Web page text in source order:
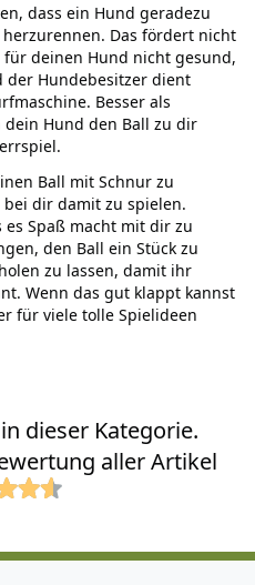
dass ein Hund geradezu
Das fördert nicht
deinen Hund nicht gesund,
der Hundebesitzer dient
Besser als
Hund den Ball zu dir
Ball mit Schnur zu
dir damit zu spielen.
Spaß macht mit dir zu
den Ball ein Stück zu
zu lassen, damit ihr
Wenn das gut klappt kannst
für viele tolle Spielideen
dieser Kategorie.
aller Artikel